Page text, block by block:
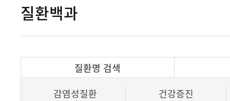
질환백과
질환명 검색
감염성질환
건강증진